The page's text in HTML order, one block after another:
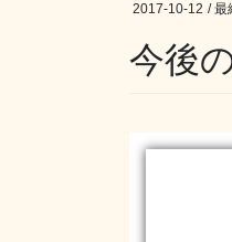
2017-10-12 / 最
今後